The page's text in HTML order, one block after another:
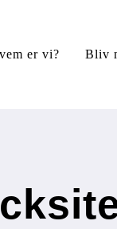
er vi? Bliv